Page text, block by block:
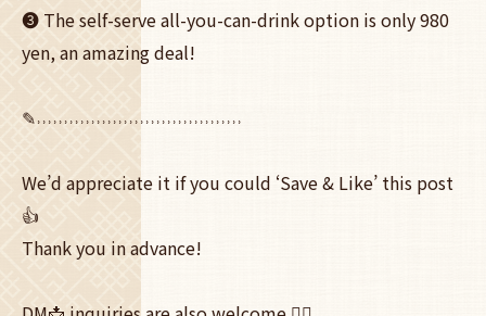
❸ The self-serve all-you-can-drink option is only 980
yen, an amazing deal!
✎˒˒˒˒˒˒˒˒˒˒˒˒˒˒˒˒˒˒˒˒˒˒˒˒˒˒˒˒˒˒˒˒˒˒˒˒˒˒
We’d appreciate it if you could ‘Save & Like’ this post
👍
Thank you in advance!